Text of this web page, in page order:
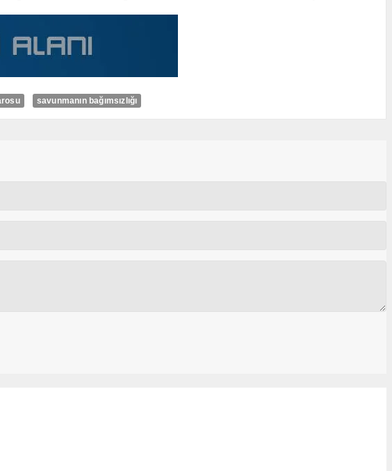
savunmanın bağımsızlığı